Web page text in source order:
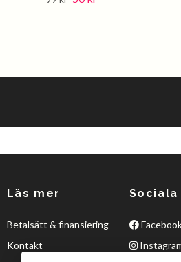
Läs mer
Betalsätt & finansiering
Kontakt